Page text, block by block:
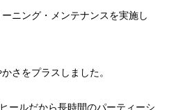
ニング・メンテナンスを実施し
さをプラスしました。
ールだから長時間のパーティーシ